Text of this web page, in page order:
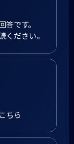
です。
ください。
ちら